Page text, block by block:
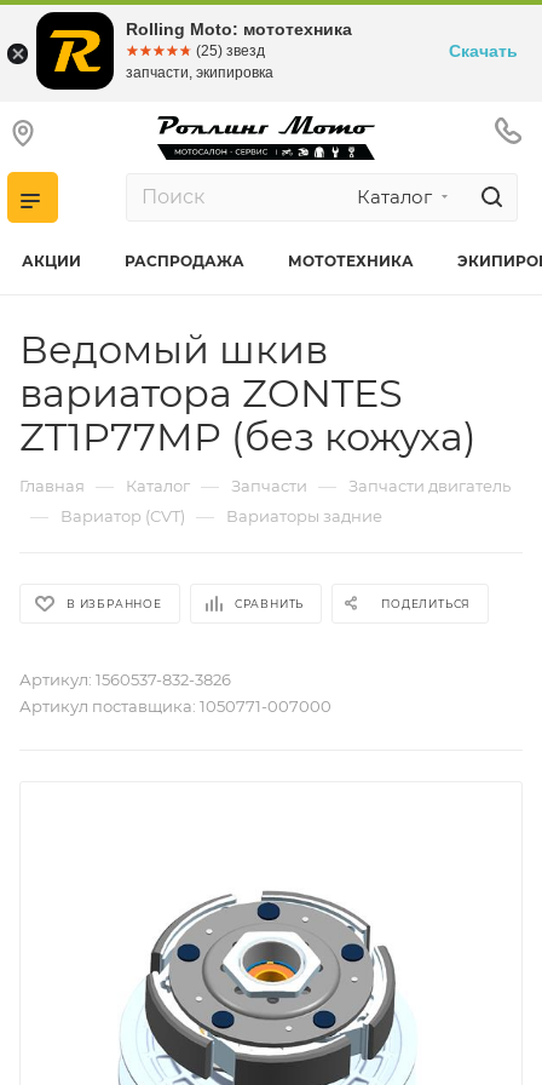
Каталог
АКЦИИ РАСПРОДАЖА МОТОТЕХНИКА
Ведомый шкив
вариатора ZONTES
ZT1P77MP (без кожуха)
Главная — Каталог — Запчасти — Запчасти двигатель
— Вариатор (CVT) — Вариаторы задние
В ИЗБРАННОЕ СРАВНИТЬ ПОДЕЛИТЬСЯ
Артикул: 1560537-832-3826
Артикул поставщика: 1050771-007000
Rolling Moto: мототехника
☆☆☆☆☆
★★★★★ (25) звезд
запчасти, экипировка
Скачать